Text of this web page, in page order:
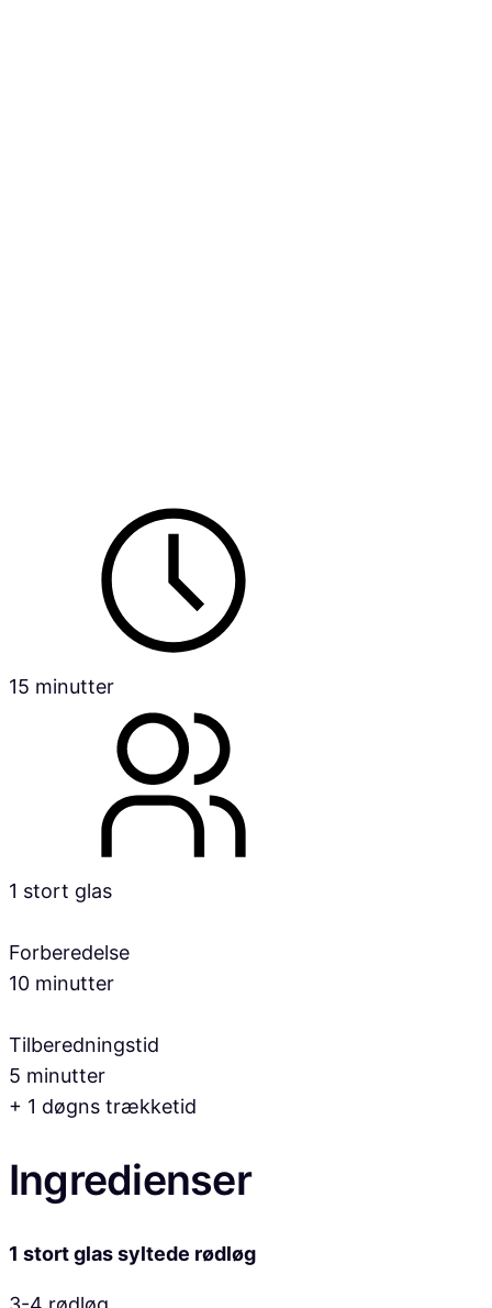
15 minutter
1 stort glas
Forberedelse
10 minutter
Tilberedningstid
5 minutter
+ 1 døgns trækketid
Ingredienser
1 stort glas syltede rødløg